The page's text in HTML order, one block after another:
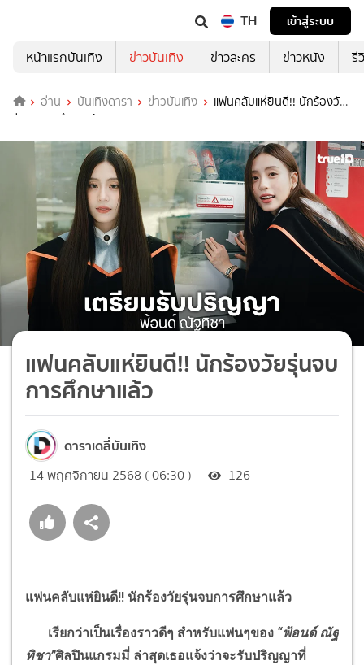
TH
เข้าสู่ระบบ
หน้าแรกบันเทิง
ข่าวบันเทิง ข่าวละคร ข่าวหนัง รี
อ่าน บันเทิงดารา ข่าวบันเทิง
แฟนคลับแห่ยินดี!! นักร้องวัย
รุ่นจบการศึกษาแล้ว
แฟนคลับแห่ยินดี!! นักร้องวัยรุ่นจบ
การศึกษาแล้ว
ดาราเดลี่บันเทิง
14 พฤศจิกายน 2568 ( 06:30 ) 126
แฟนคลับแห่ยินดี!! นักร้องวัยรุ่นจบการศึกษาแล้ว
เรียกว่าเป็นเรื่องราวดีๆ สำหรับแฟนๆของ “ฟ้อนด์ ณัฐ
ทิชา”ศิลปินแกรมมี่ ล่าสุดเธอแจ้งว่าจะรับปริญญาที่